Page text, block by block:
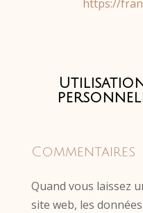
https://
Commentaires
Quand vous laissez
site web, les